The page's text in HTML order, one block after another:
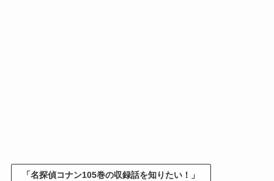
「名探偵コナン105巻の収録話を知りたい！」